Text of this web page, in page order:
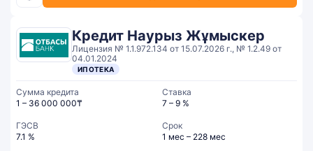
Кредит Наурыз Жұмыскер
Лицензия № 1.1.972.134 от 15.07.2026 г., № 1.2.49 от
04.01.2024
ИПОТЕКА
Сумма кредита
1 – 36 000 000₸
Ставка
7 – 9 %
ГЭСВ
7.1 %
Срок
1 мес – 228 мес